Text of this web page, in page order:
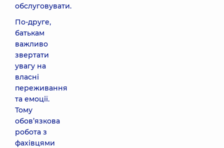
обслуговувати.
По-друге,
батькам
важливо
звертати
увагу на
власні
переживання
та емоції.
Тому
обов’язкова
робота з
фахівцями